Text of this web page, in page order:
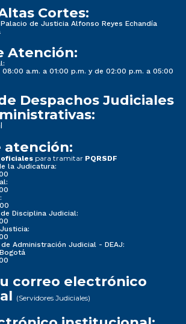
Cortes:
de Justicia Alfonso Reyes Echandía
Atención:
a.m. a 01:00 p.m. y de 02:00 p.m. a 05:00
Despachos Judiciales
atención:
oficiales para tramitar PQRSDF
la Judicatura:
Disciplina Judicial:
Administración Judicial - DEAJ:
correo electrónico
(Servidores Judiciales)